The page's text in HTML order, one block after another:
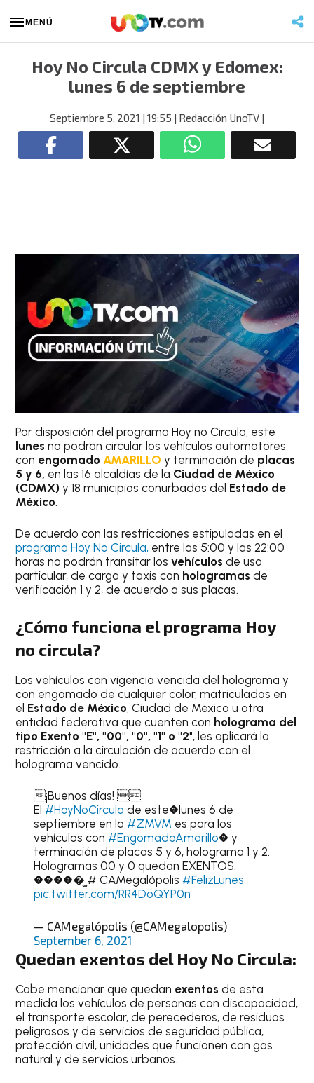
MENÚ
Hoy No Circula CDMX y Edomex:
lunes 6 de septiembre
Septiembre 5, 2021 | 19:55 | Redacción UnoTV |
Por disposición del programa Hoy no Circula, este
lunesno podrán circular los vehículos automotores
con engomado AMARILLO y terminación de placas
5 y 6, en las 16 alcaldías de la Ciudad de México
(CDMX) y 18 municipios conurbados del Estado de
México.
De acuerdo con las restricciones estipuladas en el
programa Hoy No Circula, entre las 5:00 y las 22:00
horas no podrán transitar losvehículosde uso
particular, de carga y taxis con hologramasde
verificación 1 y 2, de acuerdo a sus placas.
¿Cómo funciona el programa Hoy
no circula?
Los vehículos con vigencia vencida del holograma y
con engomado de cualquier color, matriculados en
el Estado de México, Ciudad de México u otra
entidad federativa que cuenten con holograma del
tipo Exento "E", "00", "0", "1" o "2", les aplicará la
restricción a la circulación de acuerdo con el
holograma vencido.
¡Buenos días! 
El #HoyNoCircula de este�lunes 6 de
septiembre en la #ZMVM es para los
vehículos con #EngomadoAmarillo� y
terminación de placas 5 y 6, holograma 1 y 2.
Hologramas 00 y 0 quedan EXENTOS.
�����͚ # CAMegalópolis #FelizLunes
pic.twitter.com/RR4DoQYP0n
— CAMegalópolis (@CAMegalopolis)
September 6, 2021
Quedan exentos del Hoy No Circula:
Cabe mencionar que quedan exentosde esta
medida los vehículos de personas con discapacidad,
el transporte escolar, de perecederos, de residuos
peligrosos y de servicios de seguridad pública,
protección civil, unidades que funcionen con gas
natural y de servicios urbanos.